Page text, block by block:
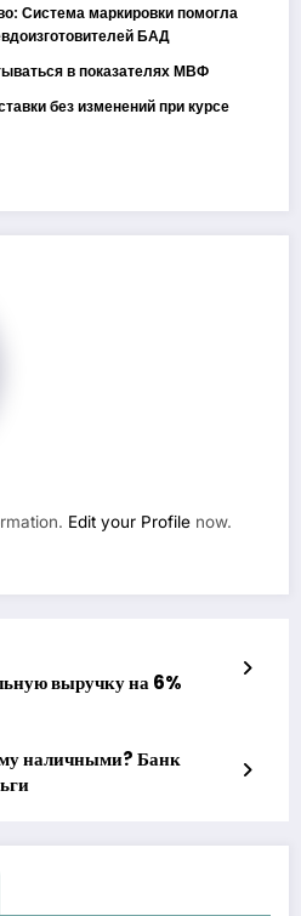
Система маркировки помогла
БАД
в показателях МВФ
без изменений при курсе
Edit your Profile now.
выручку на 6%
наличными? Банк